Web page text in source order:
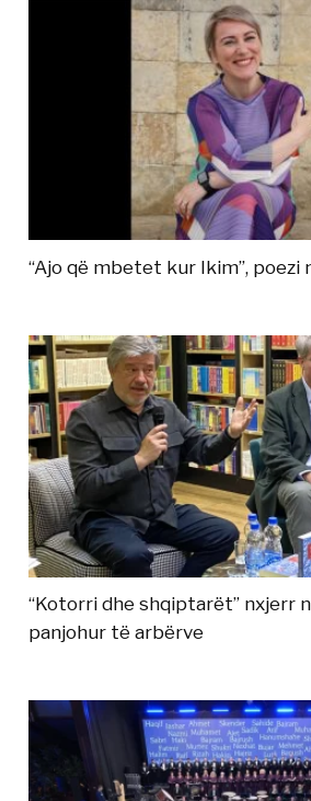
“Ajo që mbetet kur Ikim”, poezi
“Kotorri dhe shqiptarët” nxjerr
panjohur të arbërve